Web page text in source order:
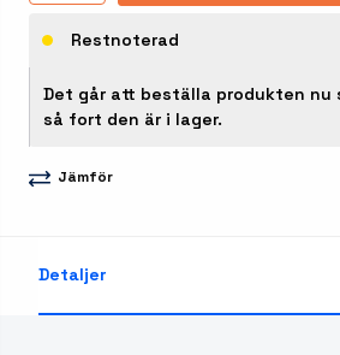
Restnoterad
Det går att beställa produkten nu
så fort den är i lager.
Jämför
Detaljer